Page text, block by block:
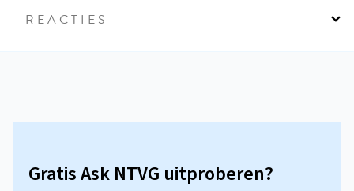
REACTIES
Gratis Ask NTVG uitproberen?